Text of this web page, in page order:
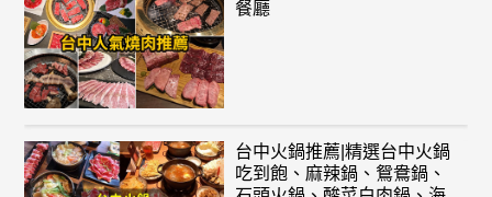
餐廳
台中火鍋推薦|精選台中火鍋
吃到飽、麻辣鍋、鴛鴦鍋、